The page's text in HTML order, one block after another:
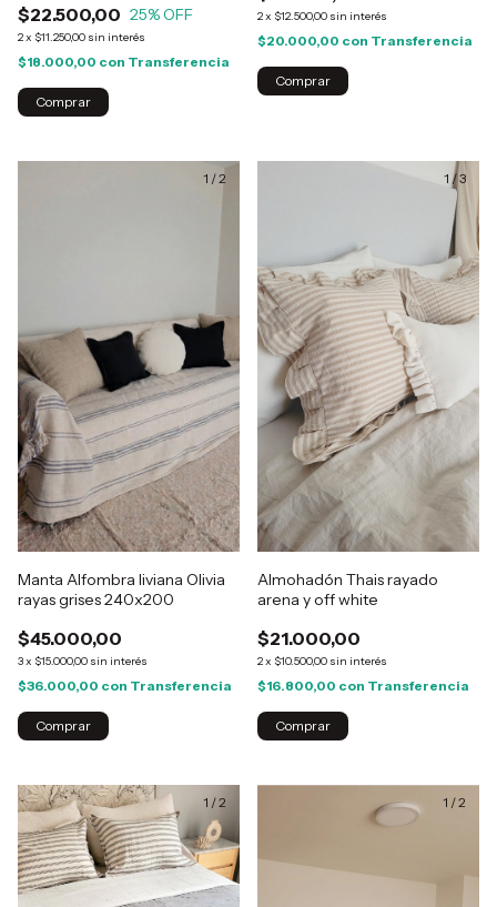
$22.500,00 25% OFF
2x $11.250,00 sin interés
$18.000,00 con Transferencia
2x $12.500,00 sin interés
$20.000,00 con Transferencia
Comprar
1 /2
Manta Alfombra liviana Olivia
rayas grises 240x200
$45.000,00
3x $15.000,00 sin interés
$36.000,00 con Transferencia
1 /3
Almohadón Thais rayado
arena y off white
$21.000,00
2x $10.500,00 sin interés
$16.800,00 con Transferencia
Comprar
1 /2 1 /2